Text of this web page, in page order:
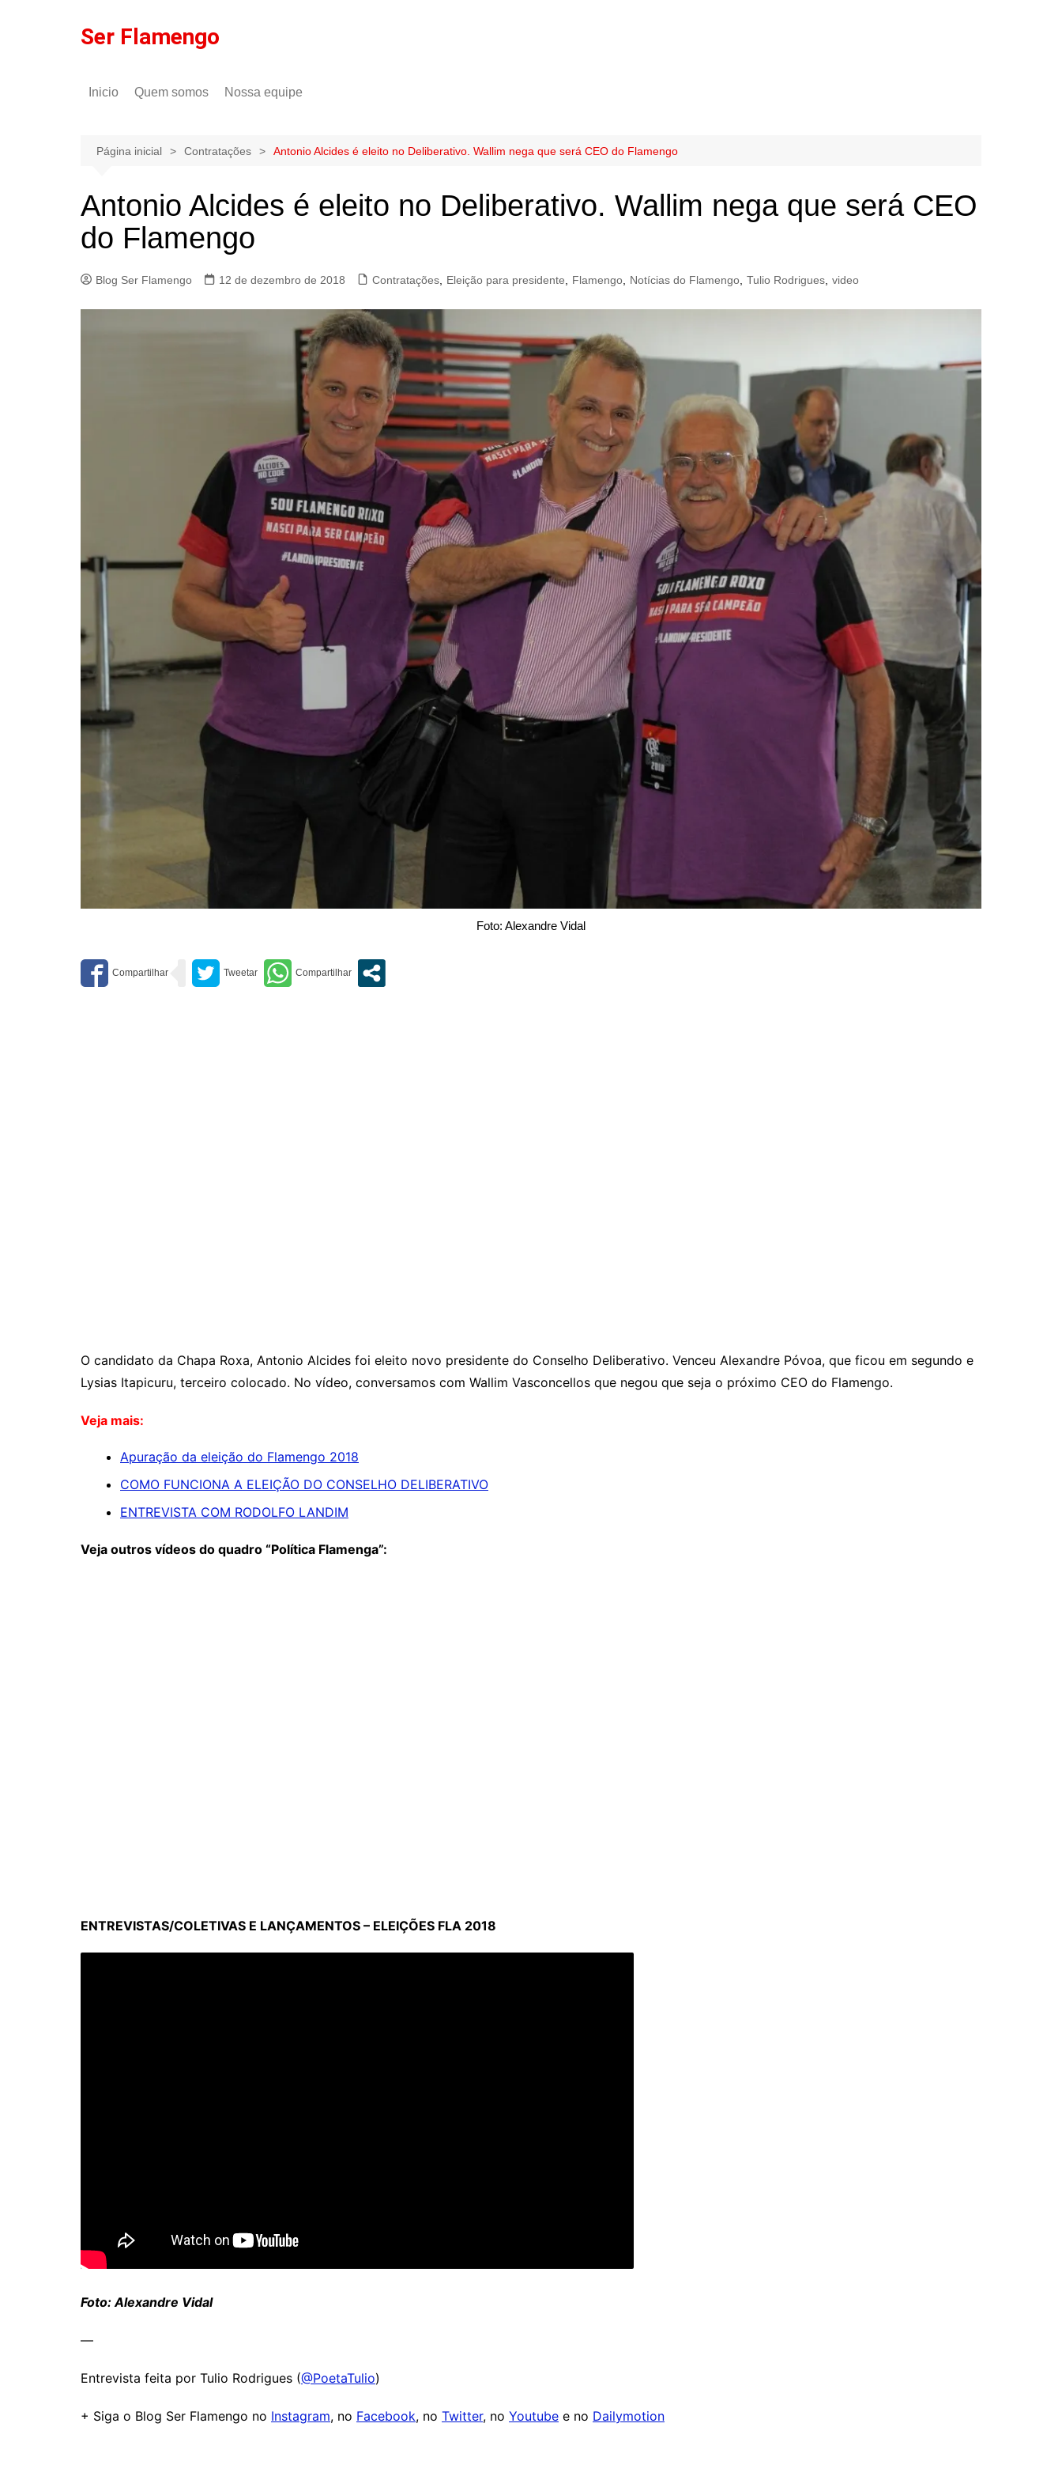
Ser Flamengo
Inicio Quem somos
Política de privacidade
Nossa equipe
Gilson Lima
Página inicial Contratações Antonio Alcides é eleito no Deliberativo. Wallim nega que será CEO do Flamengo
Antonio Alcides é eleito no Deliberativo. Wallim nega que será CEO
do Flamengo
Blog Ser Flamengo 12 de dezembro de 2018 Contratações Eleição para presidente Flamengo Notícias do Flamengo Tulio Rodrigues video
Foto: Alexandre Vidal
O candidato da Chapa Roxa, Antonio Alcides foi eleito novo presidente do Conselho Deliberativo. Venceu Alexandre Póvoa, que ficou em segundo e
Lysias Itapicuru, terceiro colocado. No vídeo, conversamos com Wallim Vasconcellos que negou que seja o próximo CEO do Flamengo.
Veja mais:
Apuração da eleição do Flamengo 2018
COMO FUNCIONA A ELEIÇÃO DO CONSELHO DELIBERATIVO
ENTREVISTA COM RODOLFO LANDIM
Veja outros vídeos do quadro “Política Flamenga”:
ENTREVISTAS/COLETIVAS E LANÇAMENTOS – ELEIÇÕES FLA 2018
Foto: Alexandre Vidal
—
Entrevista feita por Tulio Rodrigues (@PoetaTulio)
+ Siga o Blog Ser Flamengo no Instagram, no Facebook, no Twitter, no Youtube e no Dailymotion